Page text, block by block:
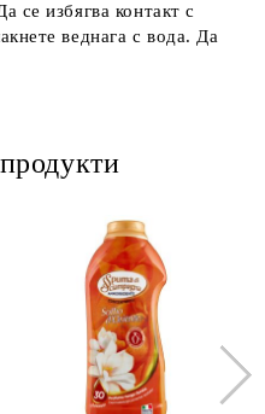
се избягва контакт с
веднага с вода. Да